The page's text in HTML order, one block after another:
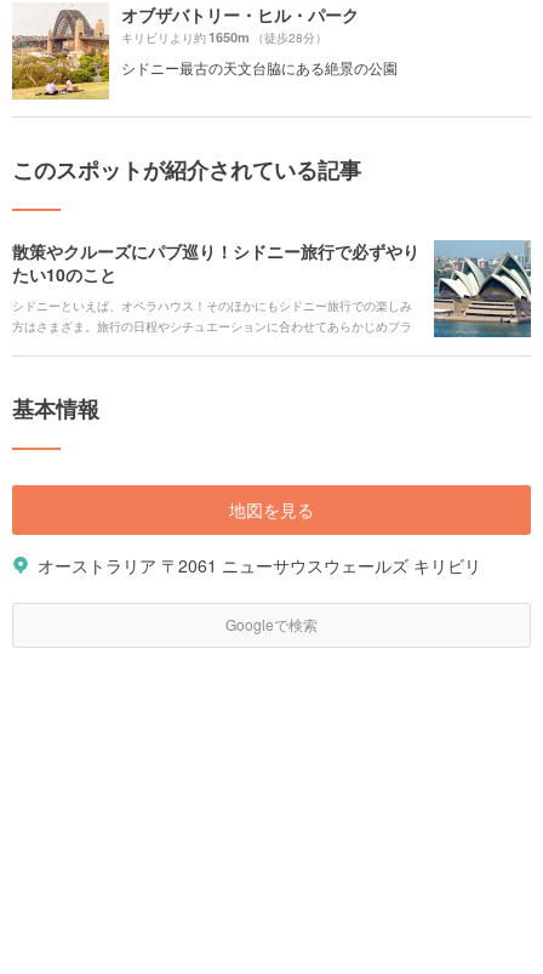
オブザバトリー・ヒル・パーク
キリビリより約1650m （徒歩28分）
シドニー最古の天文台脇にある絶景の公園
このスポットが紹介されている記事
散策やクルーズにパブ巡り！シドニー旅行で必ずやり
たい10のこと
シドニーといえば、オペラハウス！そのほかにもシドニー旅行での楽しみ
方はさまざま。旅行の日程やシチュエーションに合わせてあらかじめプラ
基本情報
地図を見る
オーストラリア 〒2061 ニューサウスウェールズ キリビリ
Googleで検索